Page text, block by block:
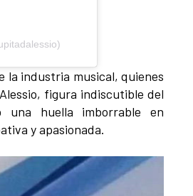
la industria musical, quienes
figura indiscutible del
huella imborrable en
y apasionada.